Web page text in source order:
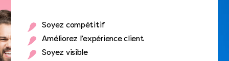
Soyez compétitif
Améliorez l’expérience client
Soyez visible